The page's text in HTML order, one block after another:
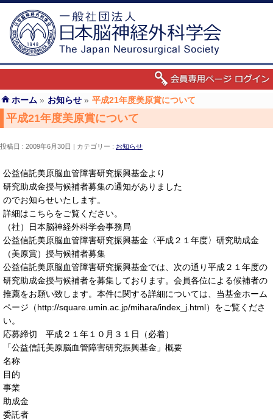
ホーム » お知らせ » 平成21年度美原賞について
平成21年度美原賞について
投稿日 : 2009年6月30日 カテゴリー : お知らせ
公益信託美原脳血管障害研究振興基金より
研究助成金授与候補者募集の通知がありました
のでお知らせいたします。
詳細はこちらをご覧ください。
（社）日本脳神経外科学会事務局
公益信託美原脳血管障害研究振興基金〈平成２１年度〉研究助成金
（美原賞）授与候補者募集
公益信託美原脳血管障害研究振興基金では、次の通り平成２１年度の
研究助成金授与候補者を募集しております。会員各位による候補者の
推薦をお願い致します。本件に関する詳細については、当基金ホーム
ページ（http://square.umin.ac.jp/mihara/index_j.html）をご覧くださ
い。
応募締切 平成２１年１０月３１日（必着）
「公益信託美原脳血管障害研究振興基金」概要
名称
目的
事業
助成金
委託者